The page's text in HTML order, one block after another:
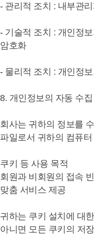
- 관리적 조치 : 내부관
- 기술적 조치 : 개인정
암호화
- 물리적 조치 : 개인정
8. 개인정보의 자동 수
회사는 귀하의 정보를
파일로서 귀하의 컴퓨
쿠키 등 사용 목적
회원과 비회원의 접속
맞춤 서비스 제공
귀하는 쿠키 설치에 대
아니면 모든 쿠키의 저